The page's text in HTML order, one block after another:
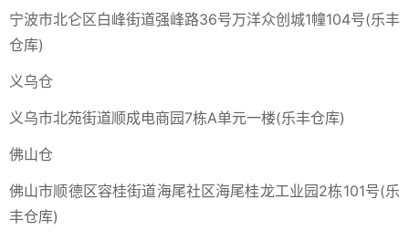
宁波市北仑区白峰街道强峰路36号万洋众创城1幢104号(乐丰
仓库)
义乌仓
义乌市北苑街道顺成电商园7栋A单元一楼(乐丰仓库)
佛山仓
佛山市顺德区容桂街道海尾社区海尾桂龙工业园2栋101号(乐
丰仓库)